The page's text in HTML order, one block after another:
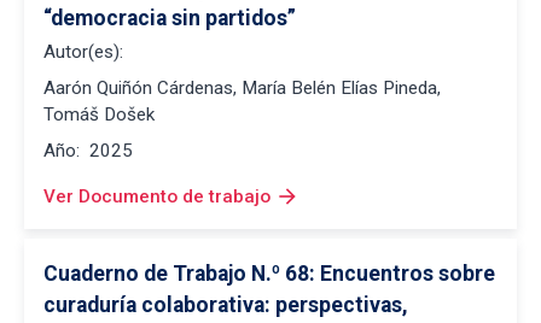
“democracia sin partidos”
Autor(es):
Aarón Quiñón Cárdenas, María Belén Elías Pineda,
Tomáš Došek
Año: 2025
Ver Documento de trabajo arrow_forward
Cuaderno de Trabajo N.º 68: Encuentros sobre
curaduría colaborativa: perspectivas,